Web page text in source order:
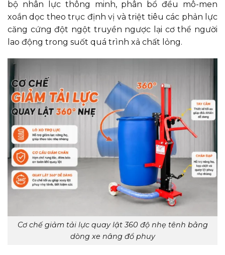
bộ nhân lực thông minh, phân bổ đều mô-men
xoắn dọc theo trục định vị và triệt tiêu các phản lực
căng cứng đột ngột truyền ngược lại cơ thể người
lao động trong suốt quá trình xả chất lỏng.
Cơ chế giảm tải lực quay lật 360 độ nhẹ tênh bằng
dòng xe nâng đổ phuy